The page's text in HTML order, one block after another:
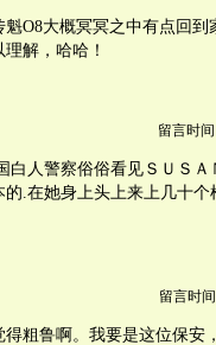
O8大概冥冥之中有点回到
解，哈哈！
留言时间
白人警察俗俗看见ＳＵＳ
.在她身上头上来上几十个
留言时
粗鲁啊。我要是这位保安